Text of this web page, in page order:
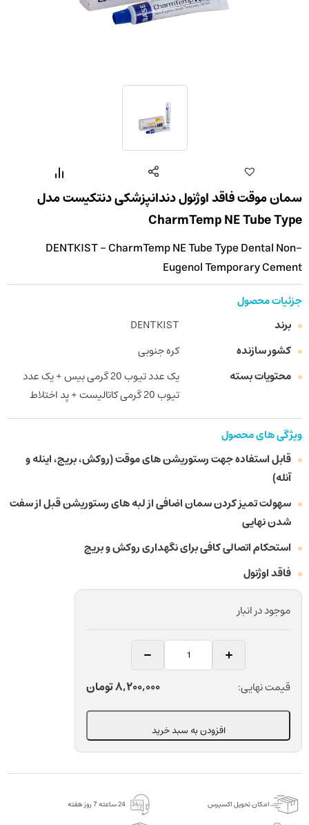
سمان موقت فاقد اوژنول دندانپزشکی دنتکیست مدل
CharmTemp NE Tube Type
DENTKIST - CharmTemp NE Tube Type Dental Non-
Eugenol Temporary Cement
جزئیات محصول
برند
DENTKIST
کشور سازنده
کره جنوبی
محتویات بسته
یک عدد تیوب 20 گرمی بیس + یک عدد
تیوب 20 گرمی کاتالیست + پد اختلاط
ویژگی های محصول
قابل استفاده جهت رستوریشن های موقت (روکش، بریج، اینله و
آنله)
سهولت تمیز کردن سمان اضافی از لبه های رستوریشن قبل از سفت
شدن نهایی
استحکام اتصالی کافی برای نگهداری روکش و بریج
فاقد اوژنول
موجود در انبار
سمان
موقت
دندانپزشکی
دنتکیست
CharmTemp
قیمت نهایی: 8,200,000تومان
افزودن به سبد خرید
امکان تحویل اکسپرس 24 ساعته 7 روز هفته